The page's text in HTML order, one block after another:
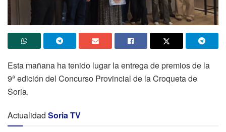
Esta mañana ha tenido lugar la entrega de premios de la
9ª edición del Concurso Provincial de la Croqueta de
Soria.
Actualidad Soria TV